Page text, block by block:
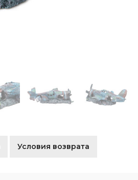
Условия возврата